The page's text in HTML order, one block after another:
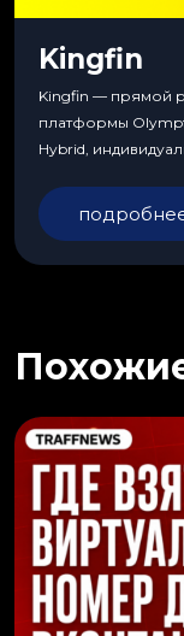
Kingfin
Kingfin — прямой
платформы
Hybrid,